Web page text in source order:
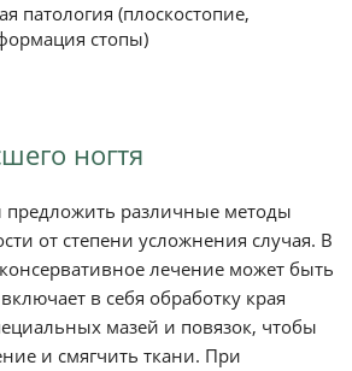
патология (плоскостопие,
стопы)
ногтя
предложить различные методы
от степени усложнения случая. В
лечение может быть
в себя обработку края
мазей и повязок, чтобы
и смягчить ткани. При